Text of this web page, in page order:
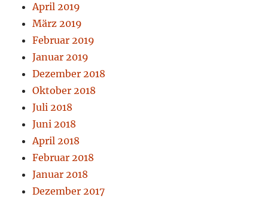
April 2019
März 2019
Februar 2019
Januar 2019
Dezember 2018
Oktober 2018
Juli 2018
Juni 2018
April 2018
Februar 2018
Januar 2018
Dezember 2017